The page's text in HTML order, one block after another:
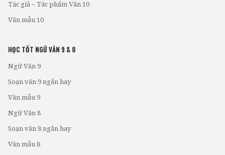
Tác giả – Tác phẩm Văn 10
Văn mẫu 10
HỌC TỐT NGỮ VĂN 9 & 8
Ngữ Văn 9
Soạn văn 9 ngắn hay
Văn mẫu 9
Ngữ Văn 8
Soạn văn 8 ngắn hay
Văn mẫu 8